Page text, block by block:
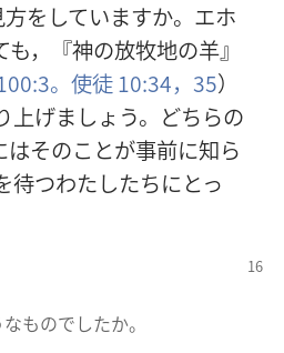
をしていますか。エホ
，『神の放牧地の羊』
。 使徒 10:34，35）
上げましょう。どちらの
そのことが事前に知ら
待つわたしたちにとっ
ものでしたか。